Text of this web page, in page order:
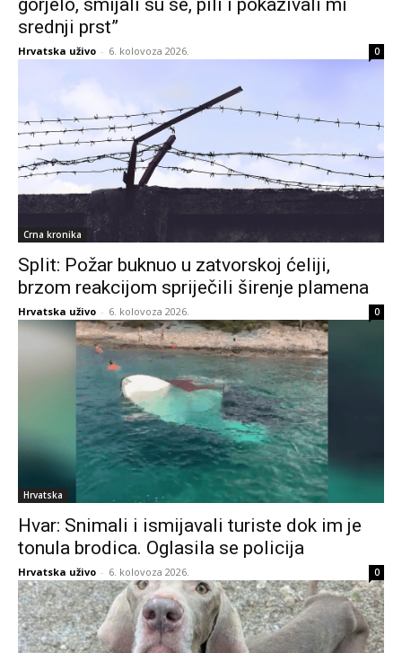
gorjelo, smijali su se, pili i pokazivali mi
srednji prst”
Hrvatska uživo - 6. kolovoza 2026. 0
Crna kronika
Split: Požar buknuo u zatvorskoj ćeliji,
brzom reakcijom spriječili širenje plamena
Hrvatska uživo - 6. kolovoza 2026. 0
Hrvatska
Hvar: Snimali i ismijavali turiste dok im je
tonula brodica. Oglasila se policija
Hrvatska uživo - 6. kolovoza 2026. 0